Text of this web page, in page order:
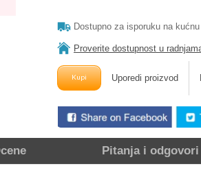
Dostupno za isporuku na
Proverite dostupnost u
Uporedi proizvod
Pitanja i odgovori